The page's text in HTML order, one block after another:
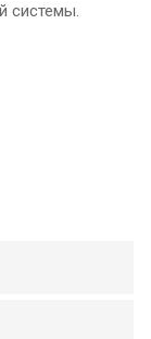
системы.